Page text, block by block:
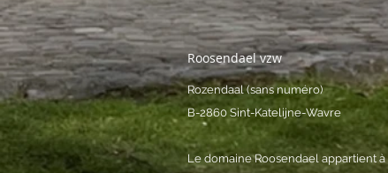
Roosendael vzw
Rozendaal (sans numéro)
B-2860 Sint-Katelijne-Wavre
Le domaine Roosendael appartient à